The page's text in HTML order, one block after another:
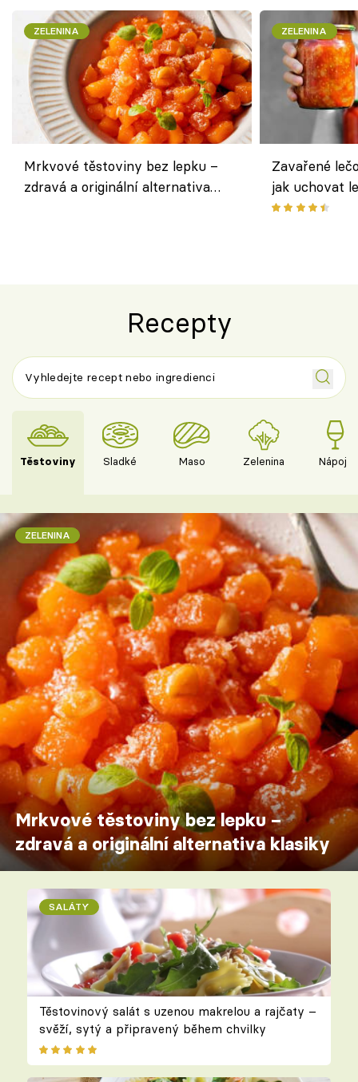
ZELENINA
Mrkvové těstoviny bez lepku –
zdravá a originální alternativa
ZELENINA
Zavařené
jak uchovat
Recepty
Těstoviny Sladké Maso Zelenina Nápoje
ZELENINA
Mrkvové těstoviny bez lepku –
zdravá a originální alternativa klasiky
SALÁTY
Těstovinový salát s uzenou makrelou a rajčaty –
svěží, sytý a připravený během chvilky